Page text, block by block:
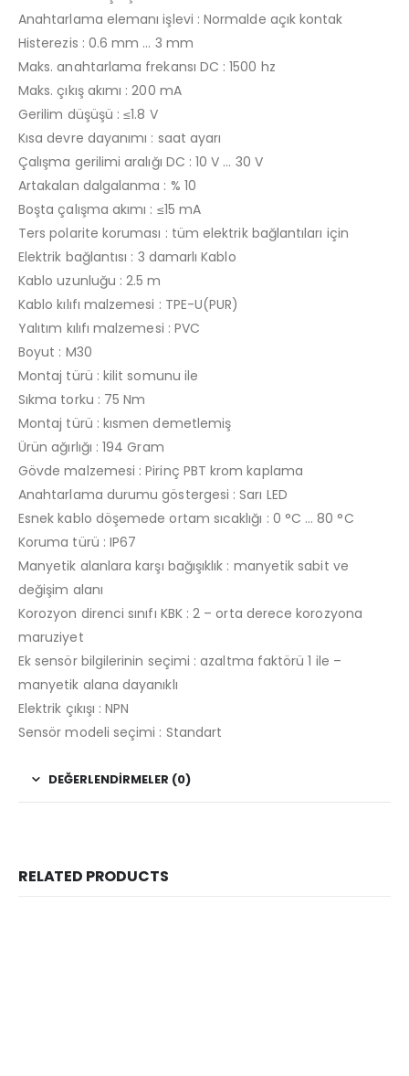
Anahtarlama elemanı işlevi : Normalde açık kontak
Histerezis : 0.6 mm … 3 mm
Maks. anahtarlama frekansı DC : 1500 hz
Maks. çıkış akımı : 200 mA
Gerilim düşüşü : ≤1.8 V
Kısa devre dayanımı : saat ayarı
Çalışma gerilimi aralığı DC : 10 V … 30 V
Artakalan dalgalanma : % 10
Boşta çalışma akımı : ≤15 mA
Ters polarite koruması : tüm elektrik bağlantıları için
Elektrik bağlantısı : 3 damarlı Kablo
Kablo uzunluğu : 2.5 m
Kablo kılıfı malzemesi : TPE-U(PUR)
Yalıtım kılıfı malzemesi : PVC
Boyut : M30
Montaj türü : kilit somunu ile
Sıkma torku : 75 Nm
Montaj türü : kısmen demetlemiş
Ürün ağırlığı : 194 Gram
Gövde malzemesi : Pirinç PBT krom kaplama
Anahtarlama durumu göstergesi : Sarı LED
Esnek kablo döşemede ortam sıcaklığı : 0 °C … 80 °C
Koruma türü : IP67
Manyetik alanlara karşı bağışıklık : manyetik sabit ve
değişim alanı
Korozyon direnci sınıfı KBK : 2 – orta derece korozyona
maruziyet
Ek sensör bilgilerinin seçimi : azaltma faktörü 1 ile –
manyetik alana dayanıklı
Elektrik çıkışı : NPN
Sensör modeli seçimi : Standart
DEĞERLENDIRMELER (0)
RELATED PRODUCTS